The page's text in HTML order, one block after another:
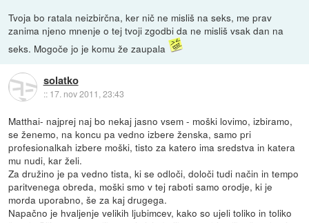
Tvoja bo ratala neizbirčna, ker nič ne misliš na seks, me prav
zanima njeno mnenje o tej tvoji zgodbi da ne misliš vsak dan na
seks. Mogoče jo je komu že zaupala
solatko
:: 17. nov 2011, 23:43
Matthai- najprej naj bo nekaj jasno vsem - moški lovimo, izbiramo,
se ženemo, na koncu pa vedno izbere ženska, samo pri
profesionalkah izbere moški, tisto za katero ima sredstva in katera
mu nudi, kar želi.
Za družino je pa vedno tista, ki se odloči, določi tudi način in tempo
paritvenega obreda, moški smo v tej raboti samo orodje, ki je
morda uporabno, še za kaj drugega.
Napačno je hvaljenje velikih ljubimcev, kako so ujeli toliko in toliko